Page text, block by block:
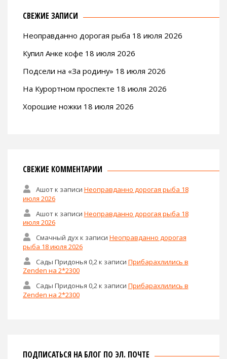
СВЕЖИЕ ЗАПИСИ
Неоправданно дорогая рыба 18 июля 2026
Купил Анке кофе 18 июля 2026
Подсели на «За родину» 18 июля 2026
На Курортном проспекте 18 июля 2026
Хорошие ножки 18 июля 2026
СВЕЖИЕ КОММЕНТАРИИ
Ашотк записи Неоправданно дорогая рыба 18
июля 2026
Ашотк записи Неоправданно дорогая рыба 18
июля 2026
Смачный духк записи Неоправданно дорогая
рыба 18 июля 2026
Сады Придонья 0,2 к записи Прибарахлились в
Zenden на 2*2300
Сады Придонья 0,2к записи Прибарахлились в
Zenden на 2*2300
ПОДПИСАТЬСЯ НА БЛОГ ПО ЭЛ. ПОЧТЕ